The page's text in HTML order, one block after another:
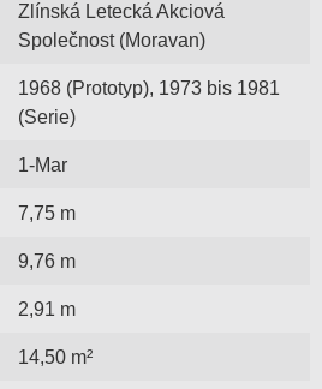
Zlínská Letecká Akciová
Společnost (Moravan)
1968 (Prototyp), 1973 bis 1981
(Serie)
1-Mar
7,75 m
9,76 m
2,91 m
14,50 m²